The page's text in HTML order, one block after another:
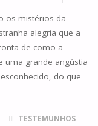
os mistérios da
alegria que a
de como a
uma grande angústia
do que
TESTEMUNHOS